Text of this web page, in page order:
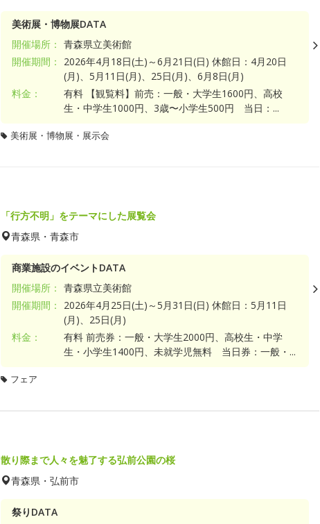
美術展・博物展DATA
開催場所： 青森県立美術館
開催期間：
2026年4月18日(土)～6月21日(日) 休館日：4月20日
(月)、5月11日(月)、25日(月)、6月8日(月)
料金：
有料 【観覧料】前売：一般・大学生1600円、高校
生・中学生1000円、3歳〜小学生500円 当日：...
美術展・博物展・展示会
「行方不明」をテーマにした展覧会
青森県・青森市
商業施設のイベントDATA
開催場所： 青森県立美術館
開催期間：
2026年4月25日(土)～5月31日(日) 休館日：5月11日
(月)、25日(月)
料金：
有料 前売券：一般・大学生2000円、高校生・中学
生・小学生1400円、未就学児無料 当日券：一般・...
フェア
散り際まで人々を魅了する弘前公園の桜
青森県・弘前市
祭りDATA